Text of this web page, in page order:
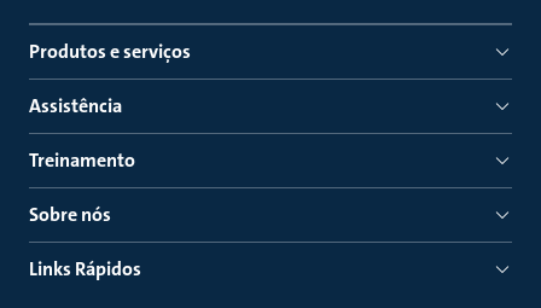
Produtos e serviços
Assistência
Treinamento
Sobre nós
Links Rápidos